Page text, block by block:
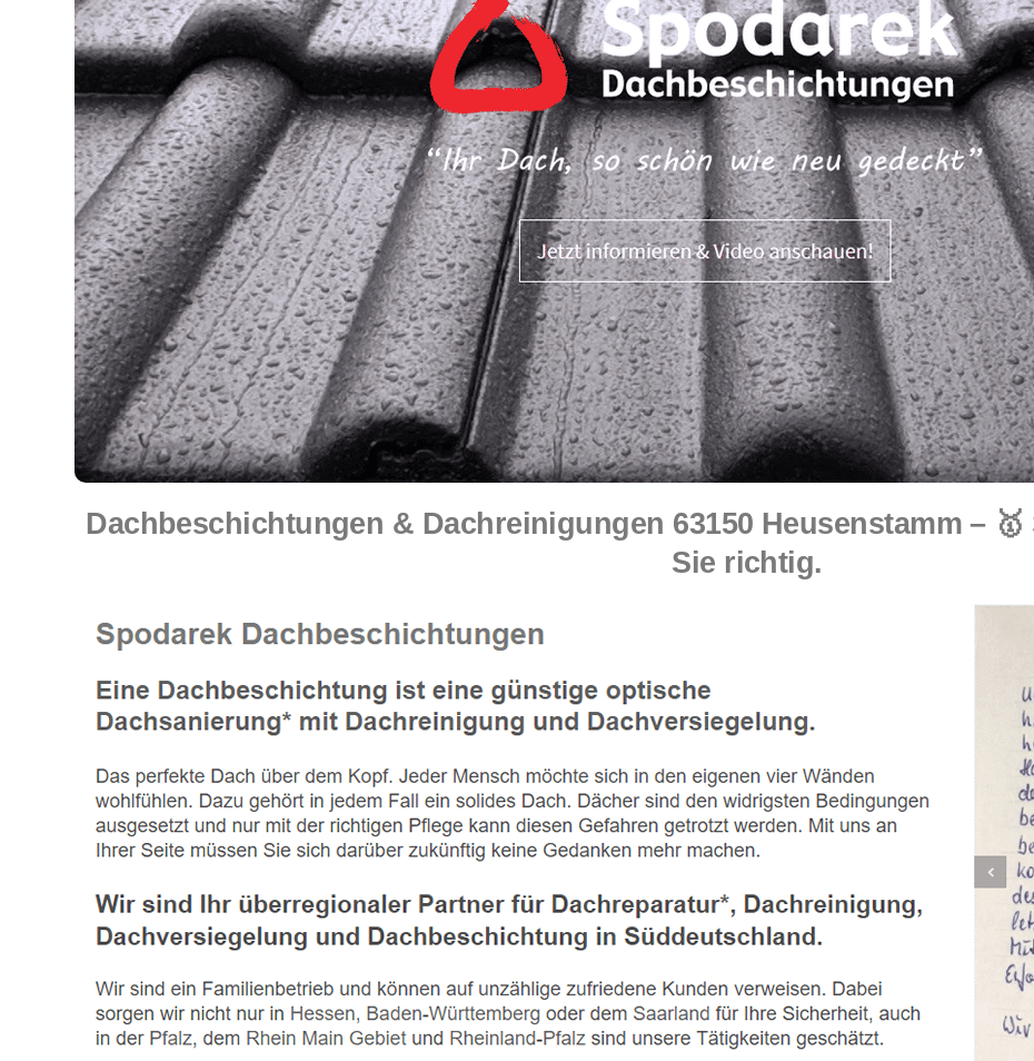
Dachbeschichtungen & Dachreinigungen 63150 Heusenstamm – 🥇
Sie richtig.